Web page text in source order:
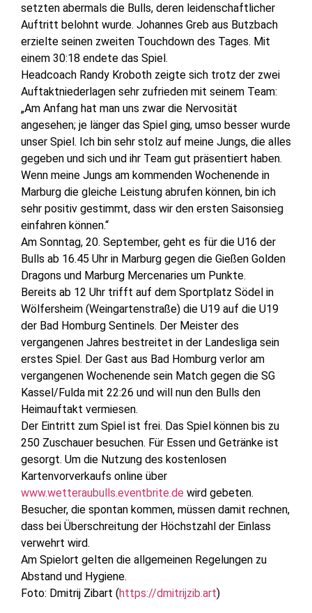
setzten abermals die Bulls, deren leidenschaftlicher
Auftritt belohnt wurde. Johannes Greb aus Butzbach
erzielte seinen zweiten Touchdown des Tages. Mit
einem 30:18 endete das Spiel.
Headcoach Randy Kroboth zeigte sich trotz der zwei
Auftaktniederlagen sehr zufrieden mit seinem Team:
„Am Anfang hat man uns zwar die Nervosität
angesehen; je länger das Spiel ging, umso besser wurde
unser Spiel. Ich bin sehr stolz auf meine Jungs, die alles
gegeben und sich und ihr Team gut präsentiert haben.
Wenn meine Jungs am kommenden Wochenende in
Marburg die gleiche Leistung abrufen können, bin ich
sehr positiv gestimmt, dass wir den ersten Saisonsieg
einfahren können.“
Am Sonntag, 20. September, geht es für die U16 der
Bulls ab 16.45 Uhr in Marburg gegen die Gießen Golden
Dragons und Marburg Mercenaries um Punkte.
Bereits ab 12 Uhr trifft auf dem Sportplatz Södel in
Wölfersheim (Weingartenstraße) die U19 auf die U19
der Bad Homburg Sentinels. Der Meister des
vergangenen Jahres bestreitet in der Landesliga sein
erstes Spiel. Der Gast aus Bad Homburg verlor am
vergangenen Wochenende sein Match gegen die SG
Kassel/Fulda mit 22:26 und will nun den Bulls den
Heimauftakt vermiesen.
Der Eintritt zum Spiel ist frei. Das Spiel können bis zu
250 Zuschauer besuchen. Für Essen und Getränke ist
gesorgt. Um die Nutzung des kostenlosen
Kartenvorverkaufs online über
www.wetteraubulls.eventbrite.de wird gebeten.
Besucher, die spontan kommen, müssen damit rechnen,
dass bei Überschreitung der Höchstzahl der Einlass
verwehrt wird.
Am Spielort gelten die allgemeinen Regelungen zu
Abstand und Hygiene.
Foto: Dmitrij Zibart (https://dmitrijzib.art)